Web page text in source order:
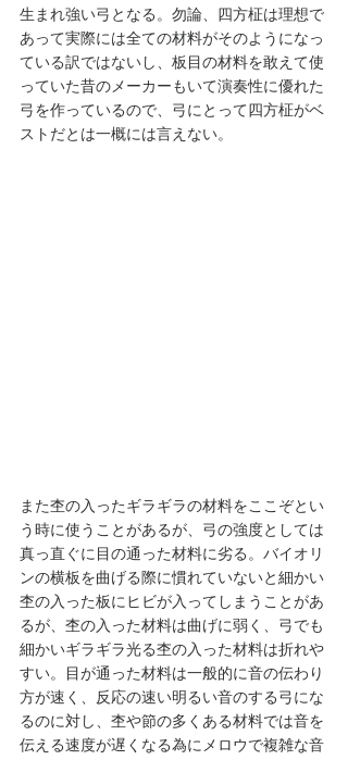
生まれ強い弓となる。勿論、四方柾は理想で
あって実際には全ての材料がそのようになっ
ている訳ではないし、板目の材料を敢えて使
っていた昔のメーカーもいて演奏性に優れた
弓を作っているので、弓にとって四方柾がベ
ストだとは一概には言えない。
また杢の入ったギラギラの材料をここぞとい
う時に使うことがあるが、弓の強度としては
真っ直ぐに目の通った材料に劣る。バイオリ
ンの横板を曲げる際に慣れていないと細かい
杢の入った板にヒビが入ってしまうことがあ
るが、杢の入った材料は曲げに弱く、弓でも
細かいギラギラ光る杢の入った材料は折れや
すい。目が通った材料は一般的に音の伝わり
方が速く、反応の速い明るい音のする弓にな
るのに対し、杢や節の多くある材料では音を
伝える速度が遅くなる為にメロウで複雑な音